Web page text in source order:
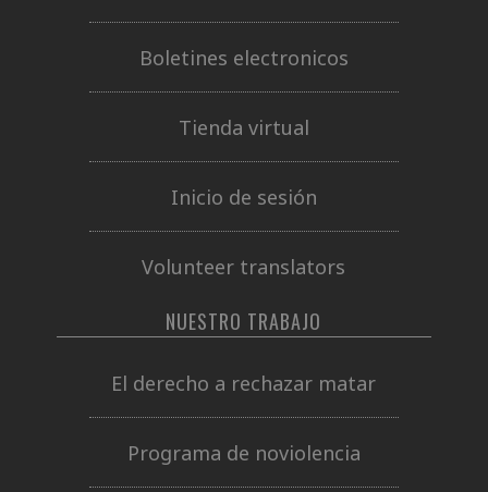
Boletines electronicos
Tienda virtual
Inicio de sesión
Volunteer translators
NUESTRO TRABAJO
El derecho a rechazar matar
Programa de noviolencia